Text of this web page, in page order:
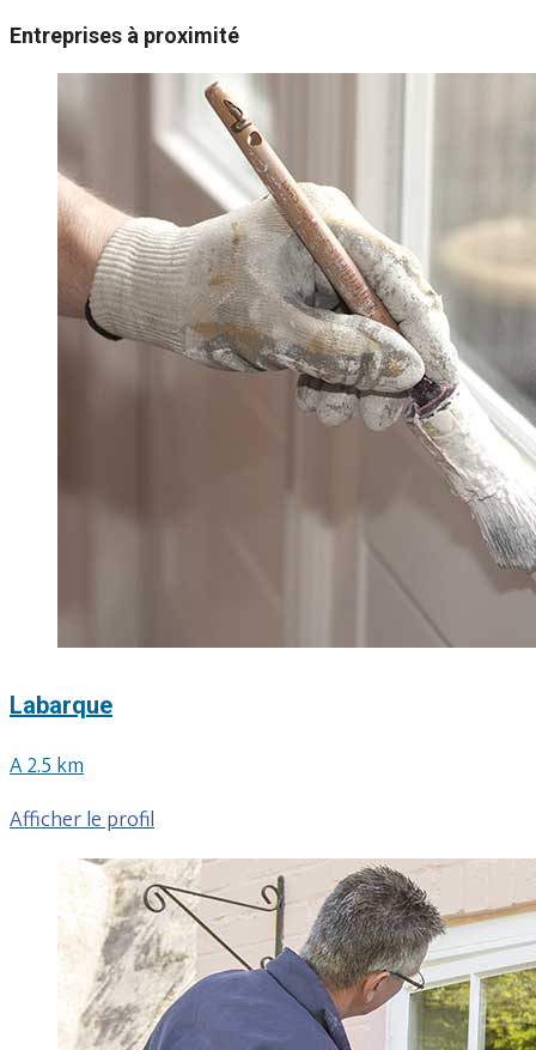
Entreprises à proximité
Labarque
A 2.5 km
Afficher le profil